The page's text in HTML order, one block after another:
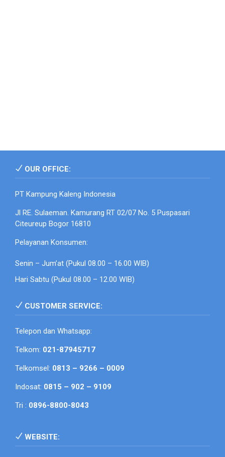
OUR OFFICE:
PT Kampung Kaleng Indonesia
Jl RE. Sulaeman. Kamurang RT 02/07 No. 5 Puspasari
Citeureup Bogor 16810
Pelayanan Konsumen:
Senin – Jum’at (Pukul 08.00 – 16.00 WIB)
Hari Sabtu (Pukul 08.00 – 12.00 WIB)
CUSTOMER SERVICE:
Telepon dan Whatsapp:
Telkom: 021-87945717
Telkomsel: 0813 – 9266 – 0009
Indosat: 0815 – 902 – 9109
Tri : 0896-8800-8043
WEBSITE: